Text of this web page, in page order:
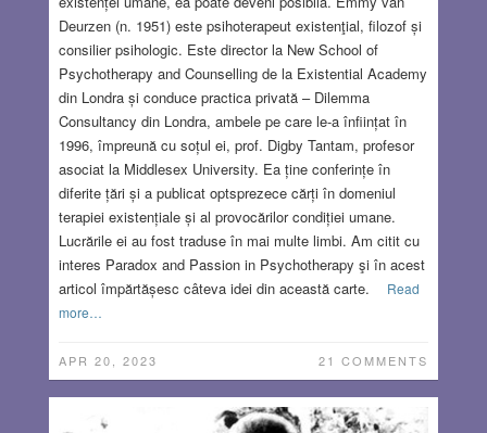
Deurzen (n. 1951) este psihoterapeut existenţial, filozof și
consilier psihologic. Este director la New School of
Psychotherapy and Counselling de la Existential Academy
din Londra și conduce practica privată – Dilemma
Consultancy din Londra, ambele pe care le-a înființat în
1996, împreună cu soțul ei, prof. Digby Tantam, profesor
asociat la Middlesex University. Ea ține conferințe în
diferite țări și a publicat optsprezece cărți în domeniul
terapiei existențiale și al provocărilor condiției umane.
Lucrările ei au fost traduse în mai multe limbi. Am citit cu
interes Paradox and Passion in Psychotherapy şi în acest
articol împărtășesc câteva idei din această carte.
Read
more…
APR 20, 2023 21 COMMENTS